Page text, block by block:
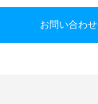
お問い合わせ